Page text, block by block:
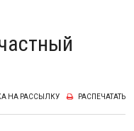
РАСПЕЧАТАТЬ
НА РАССЫЛКУ